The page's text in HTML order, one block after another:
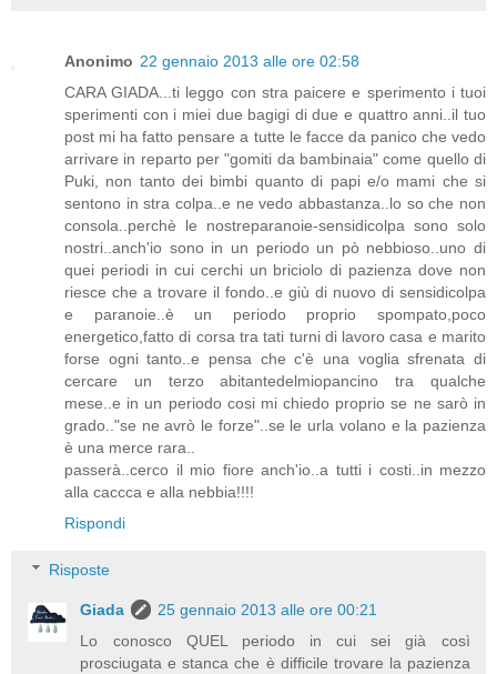
Anonimo 22 gennaio 2013 alle ore 02:58
CARA GIADA...ti leggo con stra paicere e sperimento i tuoi
sperimenti con i miei due bagigi di due e quattro anni..il tuo
post mi ha fatto pensare a tutte le facce da panico che vedo
arrivare in reparto per "gomiti da bambinaia" come quello di
Puki, non tanto dei bimbi quanto di papi e/o mami che si
sentono in stra colpa..e ne vedo abbastanza..lo so che non
consola..perchè le nostreparanoie-sensidicolpa sono solo
nostri..anch'io sono in un periodo un pò nebbioso..uno di
quei periodi in cui cerchi un briciolo di pazienza dove non
riesce che a trovare il fondo..e giù di nuovo di sensidicolpa
e paranoie..è un periodo proprio spompato,poco
energetico,fatto di corsa tra tati turni di lavoro casa e marito
forse ogni tanto..e pensa che c'è una voglia sfrenata di
cercare un terzo abitantedelmiopancino tra qualche
mese..e in un periodo cosi mi chiedo proprio se ne sarò in
grado.."se ne avrò le forze"..se le urla volano e la pazienza
è una merce rara..
passerà..cerco il mio fiore anch'io..a tutti i costi..in mezzo
alla caccca e alla nebbia!!!!
Rispondi
Risposte
Giada
25 gennaio 2013 alle ore 00:21
Lo conosco QUEL periodo in cui sei già così
prosciugata e stanca che è difficile trovare la pazienza